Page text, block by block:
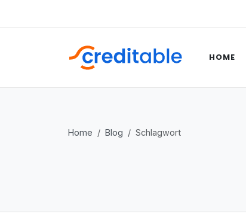
HOME
Home Blog Schlagwort